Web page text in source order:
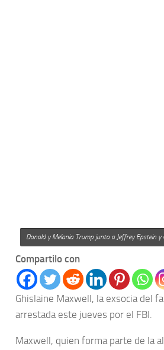
Donald y Melania Trump junto a Jeffrey Epstein y
Compartilo con
Ghislaine Maxwell, la exsocia del
arrestada este jueves por el FBI.
Maxwell, quien forma parte de la